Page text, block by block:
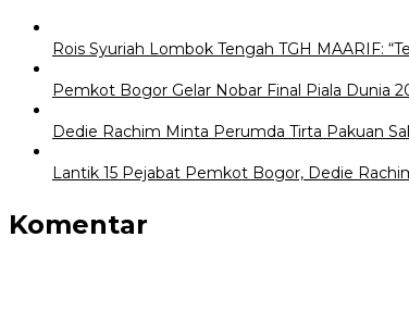
Rois Syuriah Lombok Tengah TGH MAARIF:
Pemkot Bogor Gelar Nobar Final Piala Dunia
Dedie Rachim Minta Perumda Tirta Pakuan
Lantik 15 Pejabat Pemkot Bogor, Dedie
Komentar